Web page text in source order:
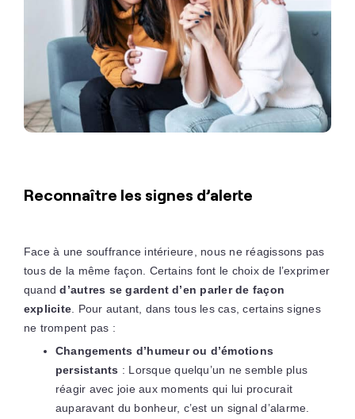
Reconnaître les signes d’alerte
Face à une souffrance intérieure, nous ne réagissons pas
tous de la même façon. Certains font le choix de l’exprimer
quandd’autres se gardent d’en parler de façon
explicite . Pour autant, dans tous les cas, certains signes
ne trompent pas :
Changements d’humeur ou d’émotions
persistants : Lorsque quelqu’un ne semble plus
réagir avec joie aux moments qui lui procurait
auparavant du bonheur, c’est un signal d’alarme.